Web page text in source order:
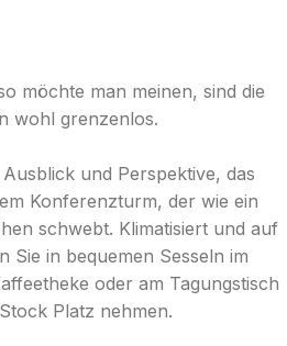
möchte man meinen, sind die
wohl grenzenlos.
und Perspektive, das
Konferenzturm, der wie ein
schwebt. Klimatisiert und auf
Sie in bequemen Sesseln im
oder am Tagungstisch
Platz nehmen.